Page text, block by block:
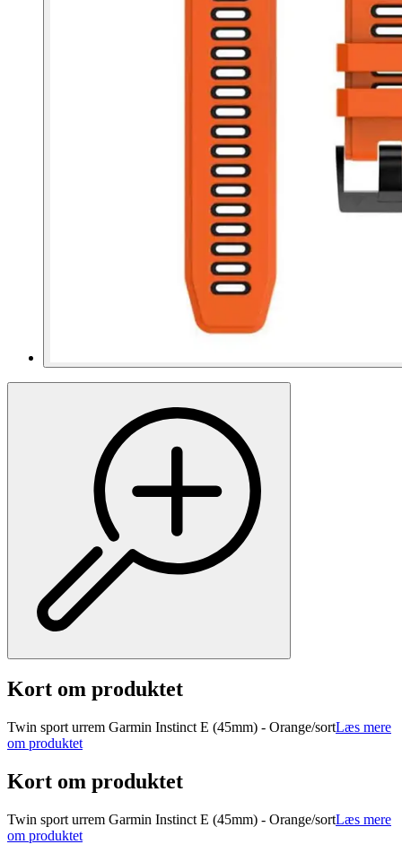
Kort om produktet
Twin sport urrem Garmin Instinct E (45mm) - Orange/sortLæs mere
om produktet
Kort om produktet
Twin sport urrem Garmin Instinct E (45mm) - Orange/sortLæs mere
om produktet